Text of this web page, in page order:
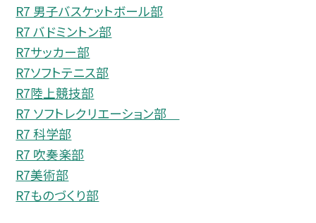
R7 男子バスケットボール部
R7 バドミントン部
R7サッカー部
R7ソフトテニス部
R7陸上競技部
R7 ソフトレクリエーション部
R7 科学部
R7 吹奏楽部
R7美術部
R7ものづくり部